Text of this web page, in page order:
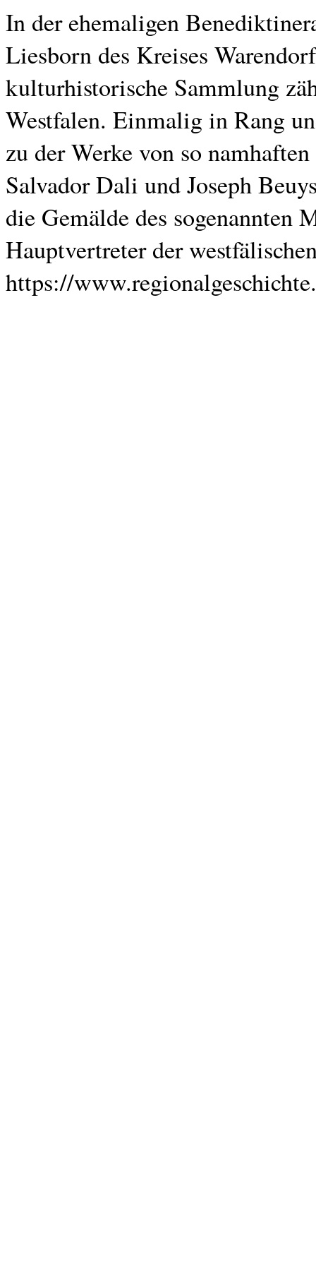
In der ehemaligen
Liesborn des Kreises
kulturhistorische Sammlung
Westfalen. Einmalig in Rang
zu der Werke von so
Salvador Dali und Joseph
die Gemälde des sogenannten
Hauptvertreter der
https://